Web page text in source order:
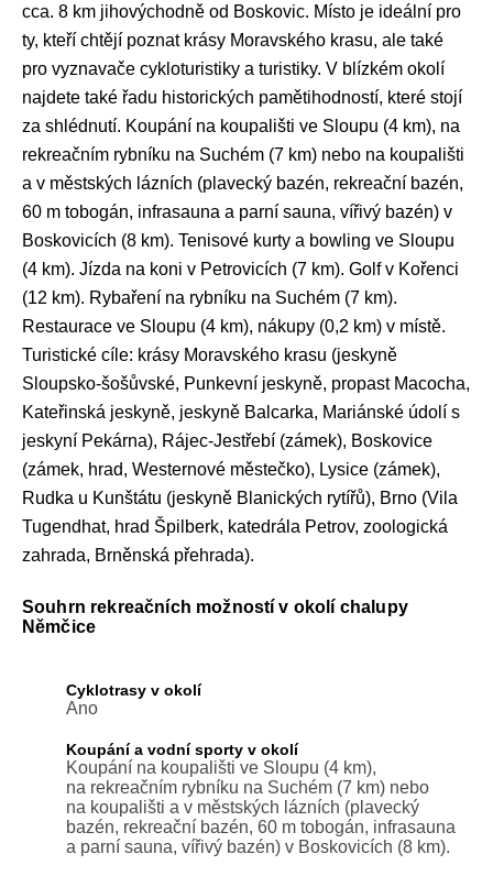
cca. 8 km jihovýchodně od Boskovic. Místo je ideální pro
ty, kteří chtějí poznat krásy Moravského krasu, ale také
pro vyznavače cykloturistiky a turistiky. V blízkém okolí
najdete také řadu historických pamětihodností, které stojí
za shlédnutí. Koupání na koupališti ve Sloupu (4 km), na
rekreačním rybníku na Suchém (7 km) nebo na koupališti
a v městských lázních (plavecký bazén, rekreační bazén,
60 m tobogán, infrasauna a parní sauna, vířivý bazén) v
Boskovicích (8 km). Tenisové kurty a bowling ve Sloupu
(4 km). Jízda na koni v Petrovicích (7 km). Golf v Kořenci
(12 km). Rybaření na rybníku na Suchém (7 km).
Restaurace ve Sloupu (4 km), nákupy (0,2 km) v místě.
Turistické cíle: krásy Moravského krasu (jeskyně
Sloupsko-šošůvské, Punkevní jeskyně, propast Macocha,
Kateřinská jeskyně, jeskyně Balcarka, Mariánské údolí s
jeskyní Pekárna), Rájec-Jestřebí (zámek), Boskovice
(zámek, hrad, Westernové městečko), Lysice (zámek),
Rudka u Kunštátu (jeskyně Blanických rytířů), Brno (Vila
Tugendhat, hrad Špilberk, katedrála Petrov, zoologická
zahrada, Brněnská přehrada).
Souhrn rekreačních možností v okolí chalupy
Němčice
Cyklotrasy v okolí
Ano
Koupání a vodní sporty v okolí
Koupání na koupališti ve Sloupu (4 km),
na rekreačním rybníku na Suchém (7 km) nebo
na koupališti a v městských lázních (plavecký
bazén, rekreační bazén, 60 m tobogán, infrasauna
a parní sauna, vířivý bazén) v Boskovicích (8 km).